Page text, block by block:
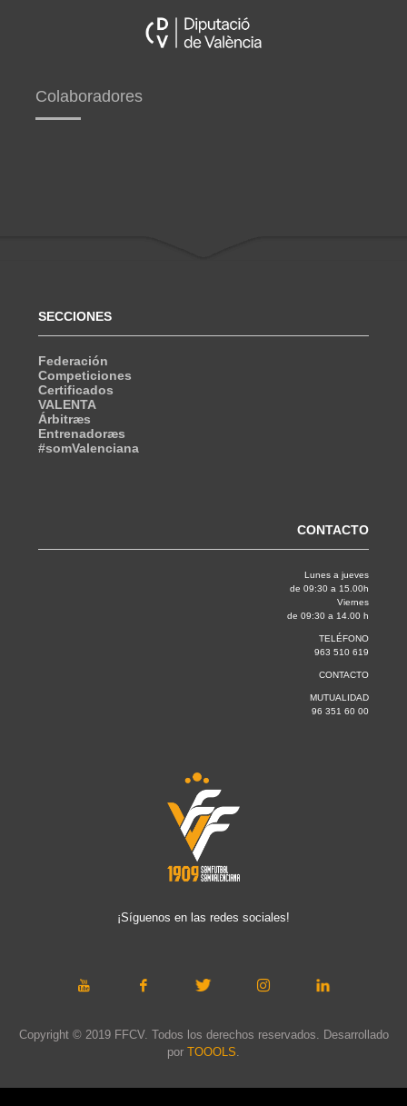
Colaboradores
SECCIONES
Federación
Competiciones
Certificados
VALENTA
Árbitræs
Entrenadoræs
#somValenciana
CONTACTO
Lunes a jueves
de 09:30 a 15.00h
Viernes
de 09:30 a 14.00 h
TELÉFONO
963 510 619
CONTACTO
MUTUALIDAD
96 351 60 00
¡Síguenos en las redes sociales!
Copyright © 2019 FFCV. Todos los derechos reservados. Desarrollado
por TOOOLS.